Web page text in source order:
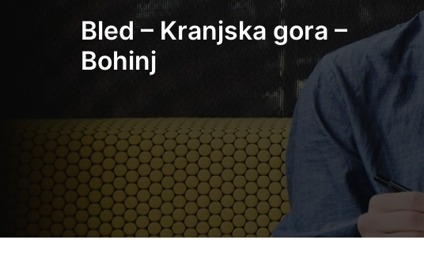
Bled – Kranjska gora –
Bohinj